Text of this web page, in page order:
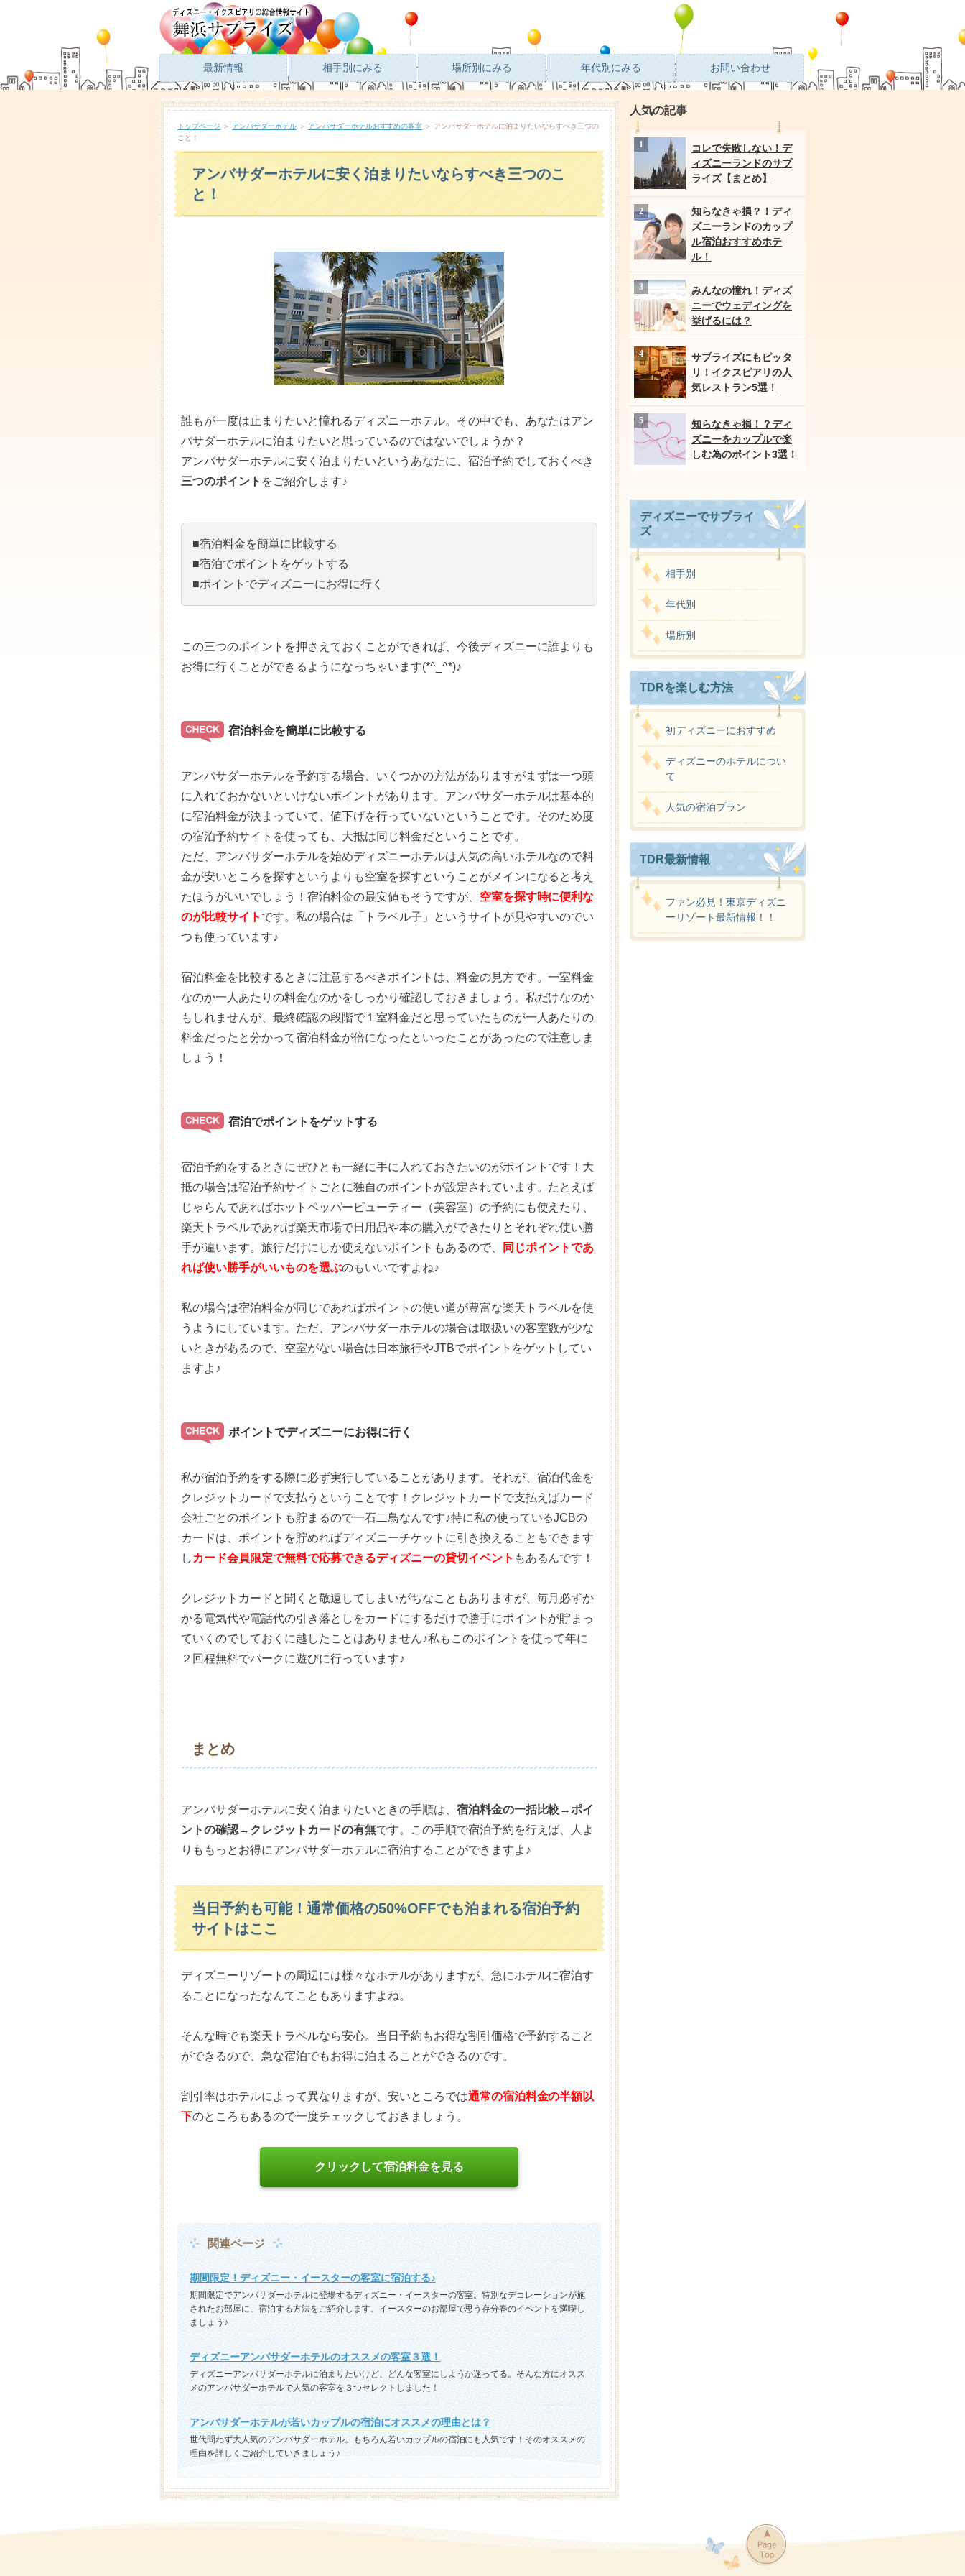
最新情報 相手別にみる 場所別にみる 年代別にみる お問い合わせ
トップページ ＞ アンバサダーホテル＞ アンバサダーホテルおすすめの客室 ＞ アンバサダーホテルに泊まりたいならすべき三つの
こと！
アンバサダーホテルに安く泊まりたいならすべき三つのこ
と！
誰もが一度は止まりたいと憧れるディズニーホテル。その中でも、あなたはアン
バサダーホテルに泊まりたいと思っているのではないでしょうか？
アンバサダーホテルに安く泊まりたいというあなたに、宿泊予約でしておくべき
三つのポイント をご紹介します♪
■宿泊料金を簡単に比較する
■宿泊でポイントをゲットする
■ポイントでディズニーにお得に行く
この三つのポイントを押さえておくことができれば、今後ディズニーに誰よりも
お得に行くことができるようになっちゃいます(*^_^*)♪
宿泊料金を簡単に比較する
アンバサダーホテルを予約する場合、いくつかの方法がありますがまずは一つ頭
に入れておかないといけないポイントがあります。アンバサダーホテルは基本的
に宿泊料金が決まっていて、値下げを行っていないということです。そのため度
の宿泊予約サイトを使っても、大抵は同じ料金だということです。
ただ、アンバサダーホテルを始めディズニーホテルは人気の高いホテルなので料
金が安いところを探すというよりも空室を探すということがメインになると考え
たほうがいいでしょう！宿泊料金の最安値もそうですが、 空室を探す時に便利な
のが比較サイト です。私の場合は「トラベル子」というサイトが見やすいのでい
つも使っています♪
宿泊料金を比較するときに注意するべきポイントは、料金の見方です。一室料金
なのか一人あたりの料金なのかをしっかり確認しておきましょう。私だけなのか
もしれませんが、最終確認の段階で１室料金だと思っていたものが一人あたりの
料金だったと分かって宿泊料金が倍になったといったことがあったので注意しま
しょう！
宿泊でポイントをゲットする
宿泊予約をするときにぜひとも一緒に手に入れておきたいのがポイントです！大
抵の場合は宿泊予約サイトごとに独自のポイントが設定されています。たとえば
じゃらんであればホットペッパービューティー（美容室）の予約にも使えたり、
楽天トラベルであれば楽天市場で日用品や本の購入ができたりとそれぞれ使い勝
手が違います。旅行だけにしか使えないポイントもあるので、
同じポイントであ
れば使い勝手がいいものを選ぶのもいいですよね♪
私の場合は宿泊料金が同じであればポイントの使い道が豊富な楽天トラベルを使
うようにしています。ただ、アンバサダーホテルの場合は取扱いの客室数が少な
いときがあるので、空室がない場合は日本旅行やJTBでポイントをゲットしてい
ますよ♪
ポイントでディズニーにお得に行く
私が宿泊予約をする際に必ず実行していることがあります。それが、宿泊代金を
クレジットカードで支払うということです！クレジットカードで支払えばカード
会社ごとのポイントも貯まるので一石二鳥なんです♪特に私の使っているJCBの
カードは、ポイントを貯めればディズニーチケットに引き換えることもできます
し カード会員限定で無料で応募できるディズニーの貸切イベント もあるんです！
クレジットカードと聞くと敬遠してしまいがちなこともありますが、毎月必ずか
かる電気代や電話代の引き落としをカードにするだけで勝手にポイントが貯まっ
ていくのでしておくに越したことはありません♪私もこのポイントを使って年に
２回程無料でパークに遊びに行っています♪
まとめ
アンバサダーホテルに安く泊まりたいときの手順は、 宿泊料金の一括比較→ポイ
ントの確認→ クレジットカードの有無です。この手順で宿泊予約を行えば、人よ
りももっとお得にアンバサダーホテルに宿泊することができますよ♪
当日予約も可能！通常価格の50%OFFでも泊まれる宿泊予約
サイトはここ
ディズニーリゾートの周辺には様々なホテルがありますが、急にホテルに宿泊す
ることになったなんてこともありますよね。
そんな時でも楽天トラベルなら安心。当日予約もお得な割引価格で予約すること
ができるので、急な宿泊でもお得に泊まることができるのです。
割引率はホテルによって異なりますが、安いところでは通常の宿泊料金の半額以
下のところもあるので一度チェックしておきましょう。
クリックして宿泊料金を見る
関連ページ
期間限定！ディズニー・イースターの客室に宿泊する♪
期間限定でアンバサダーホテルに登場するディズニー・イースターの客室。特別なデコレーションが施
されたお部屋に、宿泊する方法をご紹介します。イースターのお部屋で思う存分春のイベントを満喫し
ましょう♪
ディズニーアンバサダーホテルのオススメの客室３選！
ディズニーアンバサダーホテルに泊まりたいけど、どんな客室にしようか迷ってる。そんな方にオスス
メのアンバサダーホテルで人気の客室を３つセレクトしました！
アンバサダーホテルが若いカップルの宿泊にオススメの理由とは？
世代問わず大人気のアンバサダーホテル。もちろん若いカップルの宿泊にも人気です！そのオススメの
理由を詳しくご紹介していきましょう♪
人気の記事
コレで失敗しない！デ
ィズニーランドのサプ
ライズ【まとめ】
知らなきゃ損？！ディ
ズニーランドのカップ
ル宿泊おすすめホテ
ル！
みんなの憧れ！ディズ
ニーでウェディングを
挙げるには？
サプライズにもピッタ
リ！イクスピアリの人
気レストラン5選！
知らなきゃ損！？ディ
ズニーをカップルで楽
しむ為のポイント3選！
ディズニーでサプライ
ズ
相手別
年代別
場所別
TDRを楽しむ方法
初ディズニーにおすすめ
ディズニーのホテルについ
て
人気の宿泊プラン
TDR最新情報
ファン必見！東京ディズニ
ーリゾート最新情報！！